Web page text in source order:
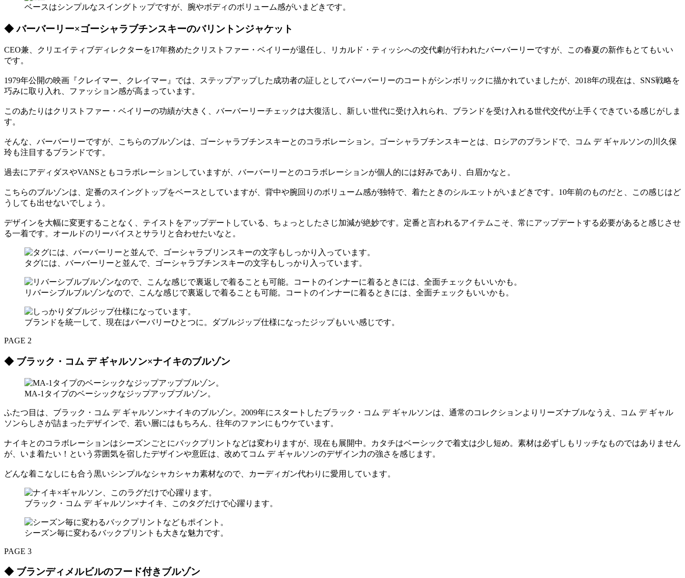
ベースはシンプルなスイングトップですが、腕やボディのボリューム感がいまどきです。
◆ バーバーリー×ゴーシャラブチンスキーのバリントンジャケット
CEO兼、クリエイティブディレクターを17年務めたクリストファー・ベイリーが退任し、リカルド・ティッシへの交代劇が行われたバーバーリーですが、この春夏の新作もとてもいい
です。
1979年公開の映画『クレイマー、クレイマー』では、ステップアップした成功者の証しとしてバーバーリーのコートがシンボリックに描かれていましたが、2018年の現在は、SNS戦略を
巧みに取り入れ、ファッション感が高まっています。
このあたりはクリストファー・ベイリーの功績が大きく、バーバーリーチェックは大復活し、新しい世代に受け入れられ、ブランドを受け入れる世代交代が上手くできている感じがしま
す。
そんな、バーバーリーですが、こちらのブルゾンは、ゴーシャラブチンスキーとのコラボレーション。ゴーシャラブチンスキーとは、ロシアのブランドで、コム デ ギャルソンの川久保
玲も注目するブランドです。
過去にアディダスやVANSともコラボレーションしていますが、バーバーリーとのコラボレーションが個人的には好みであり、白眉かなと。
こちらのブルゾンは、定番のスイングトップをベースとしていますが、背中や腕回りのボリューム感が独特で、着たときのシルエットがいまどきです。10年前のものだと、この感じはど
うしても出せないでしょう。
デザインを大幅に変更することなく、テイストをアップデートしている、ちょっとしたさじ加減が絶妙です。定番と言われるアイテムこそ、常にアップデートする必要があると感じさせ
る一着です。オールドのリーバイスとサラリと合わせたいなと。
タグには、バーバーリーと並んで、ゴーシャラブチンスキーの文字もしっかり入っています。
リバーシブルブルゾンなので、こんな感じで裏返しで着ることも可能。コートのインナーに着るときには、全面チェックもいいかも。
ブランドを統一して、現在はバーバリーひとつに。ダブルジップ仕様になったジップもいい感じです。
PAGE 2
◆ ブラック・コム デ ギャルソン×ナイキのブルゾン
MA-1タイプのベーシックなジップアップブルゾン。
ふたつ目は、ブラック・コム デ ギャルソン×ナイキのブルゾン。2009年にスタートしたブラック・コム デ ギャルソンは、通常のコレクションよりリーズナブルなうえ、コム デ ギャル
ソンらしさが詰まったデザインで、若い層にはもちろん、往年のファンにもウケています。
ナイキとのコラボレーションはシーズンごとにバックプリントなどは変わりますが、現在も展開中。カタチはベーシックで着丈は少し短め。素材は必ずしもリッチなものではありません
が、いま着たい！という雰囲気を宿したデザインや意匠は、改めてコム デ ギャルソンのデザイン力の強さを感じます。
どんな着こなしにも合う黒いシンプルなシャカシャカ素材なので、カーディガン代わりに愛用しています。
ブラック・コム デ ギャルソン×ナイキ、このタグだけで心躍ります。
シーズン毎に変わるバックプリントも大きな魅力です。
PAGE 3
◆ ブランディメルビルのフード付きブルゾン